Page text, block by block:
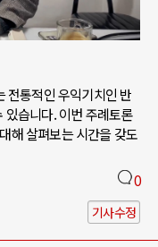
전통적인 우익기치인 반
습니다. 이번 주례토론
해 살펴보는 시간을 갖도
0
기사수정